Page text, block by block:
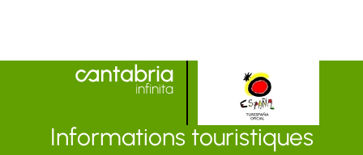
Informations touristiques